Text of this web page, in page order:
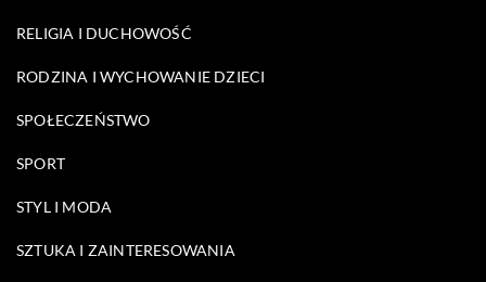
RELIGIA I DUCHOWOŚĆ
RODZINA I WYCHOWANIE DZIECI
SPOŁECZEŃSTWO
SPORT
STYL I MODA
SZTUKA I ZAINTERESOWANIA